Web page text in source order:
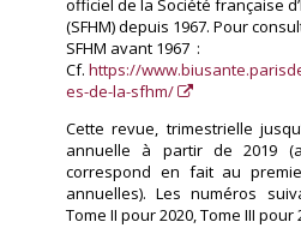
officiel de la Société française
(SFHM) depuis 1967. Pour
SFHM avant 1967 :
Cf.https://
es-de-la-sfhm/
Cette revue, trimestrielle
annuelle à partir de 2019
correspond en fait au
annuelles). Les numéros
Tome II pour 2020, Tome III pour